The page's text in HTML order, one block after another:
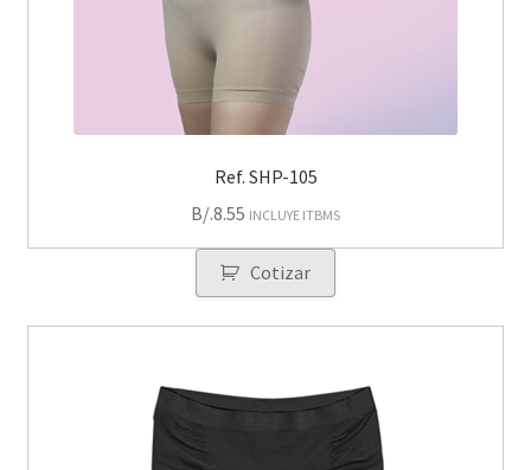
Ref. SHP-105
B/.8.55 INCLUYE ITBMS
Cotizar